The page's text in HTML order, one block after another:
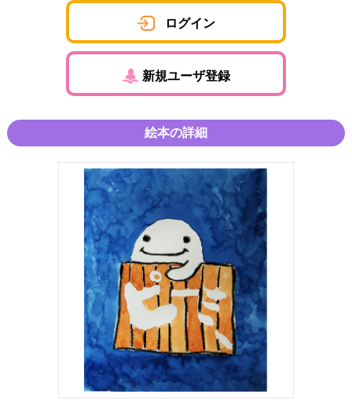
ログイン
新規ユーザ登録
絵本の詳細